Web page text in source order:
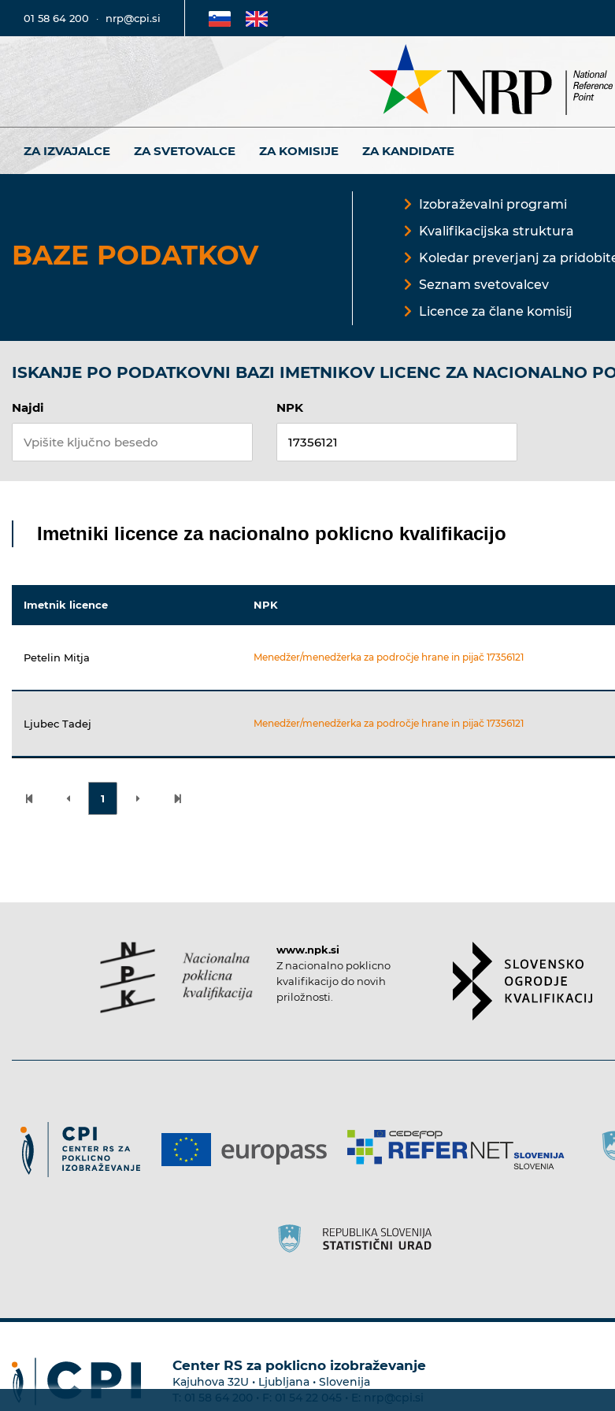
01 58 64 200 · nrp@cpi.si
ZA IZVAJALCE ZA SVETOVALCE ZA KOMISIJE ZA KANDIDATE
BAZE PODATKOV
Izobraževalni programi
Kvalifikacijska struktura
Koledar preverjanj za
Seznam svetovalcev
Licence za člane komisij
ISKANJE PO PODATKOVNI BAZI IMETNIKOV LICENC ZA NACIONALNO
Najdi NPK
Imetniki licence za nacionalno poklicno kvalifikacijo
Imetnik licence NPK
Petelin Mitja Menedžer/menedžerka za področje hrane in pijač 17356121
Ljubec Tadej Menedžer/menedžerka za področje hrane in pijač 17356121
1
www.npk.si
Z nacionalno poklicno
kvalifikacijo do novih
priložnosti.
Center RS za poklicno izobraževanje
Kajuhova 32U • Ljubljana • Slovenija
T: 01 58 64 200 • F: 01 54 22 045 • E: nrp@cpi.si